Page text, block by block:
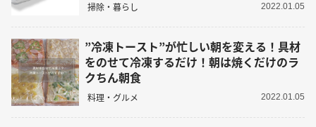
掃除・暮らし 2022.01.05
”冷凍トースト”が忙しい朝を変える！具材
をのせて冷凍するだけ！朝は焼くだけのラ
クちん朝食
料理・グルメ 2022.01.05